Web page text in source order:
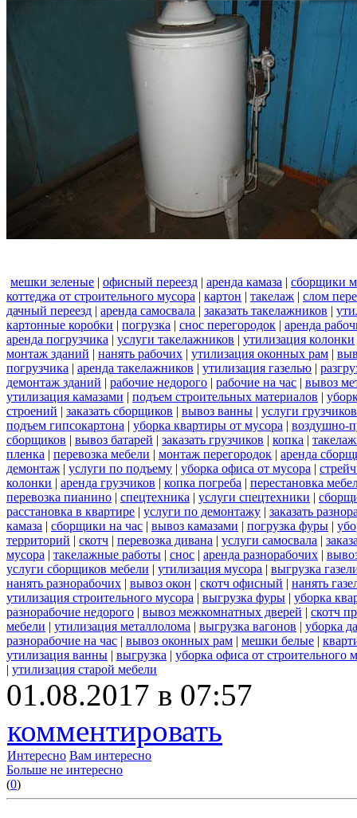
мешки зеленые | офисный переезд | аренда камаза | сборщики
коттеджа от строительного мусора | картон | такелаж | слом
дачный переезд | аренда самосвала | заказать такелажников |
картонные коробки | погрузка | снос перегородок | аренда
аренда погрузчика | услуги такелажников | утилизация колонки
монтаж зданий | нанять рабочих | утилизация оконных рам |
погрузчика | аренда такелажников | утилизация газелью |
демонтаж зданий | рабочие недорого | рабочие на час | вывоз
утилизация камазами | подъем строительных материалов |
строений | заказать сборщиков | вывоз ванны | услуги грузчиков
подъем гипсокартона | уборка квартиры от мусора | воздушно-
сборщиков | вывоз батарей | заказать грузчиков | копка |
пленка | перевозка мебели | монтаж перегородок | аренда
демонтаж | услуги по подъему | уборка офиса от мусора |
колонки | аренда грузчиков | копка погреба | перестановка
перевозка пианино | спецтехника | услуги спецтехники |
расстановка в квартире | услуги по демонтажу | заказать
камаза | сборщики на час | вывоз камазами | погрузка фуры |
территорий | скотч | перевозка дивана | услуги самосвала |
мусора | такелажные работы | снос | аренда разнорабочих |
услуги сборщиков мебели | утилизация мусора | выгрузка
нанять разнорабочих | вывоз окон | скотч офисный | нанять
утилизация строительного мусора | выгрузка фуры | уборка
разнорабочие недорого | вывоз межкомнатных дверей | скотч
мебели | утилизация металлолома | выгрузка вагонов | уборка
разнорабочие на час | вывоз оконных рам | мешки белые |
утилизация ванны | выгрузка | уборка офиса от строительного
| утилизация старой мебели
01.08.2017 в 07:57
комментировать
Интересно Вам интересно
Больше не интересно
(0)